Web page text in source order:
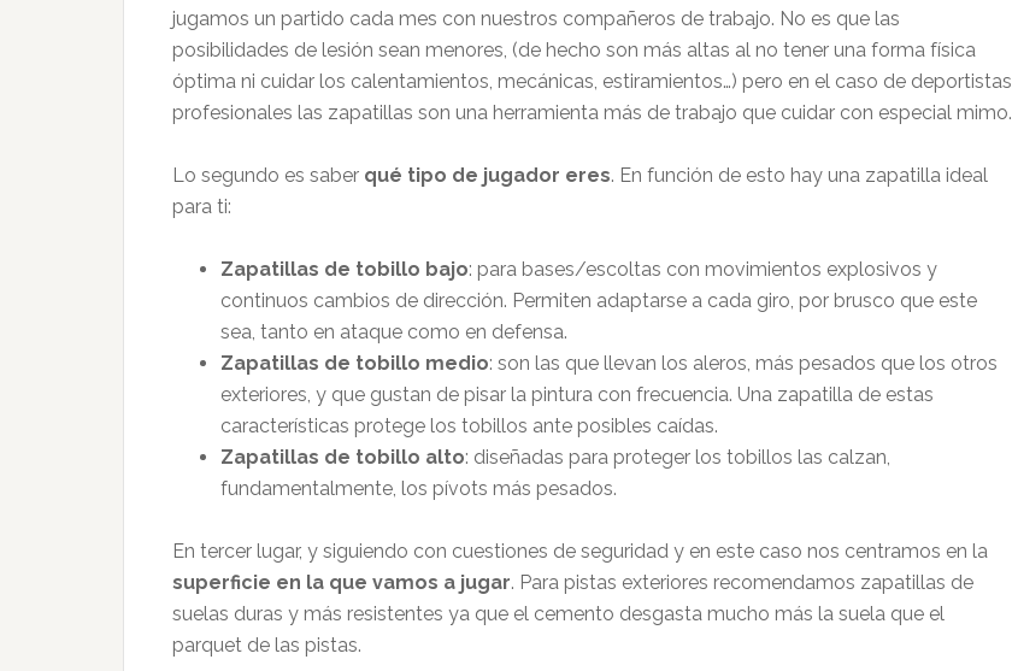
jugamos un partido cada mes con nuestros compañeros de trabajo. No es que las
posibilidades de lesión sean menores, (de hecho son más altas al no tener una forma física
óptima ni cuidar los calentamientos, mecánicas, estiramientos…) pero en el caso de deportistas
profesionales las zapatillas son una herramienta más de trabajo que cuidar con especial mimo.
Lo segundo es saber qué tipo de jugador eres. En función de esto hay una zapatilla ideal
para ti:
Zapatillas de tobillo bajo: para bases/escoltas con movimientos explosivos y
continuos cambios de dirección. Permiten adaptarse a cada giro, por brusco que este
sea, tanto en ataque como en defensa.
Zapatillas de tobillo medio: son las que llevan los aleros, más pesados que los otros
exteriores, y que gustan de pisar la pintura con frecuencia. Una zapatilla de estas
características protege los tobillos ante posibles caídas.
Zapatillas de tobillo alto: diseñadas para proteger los tobillos las calzan,
fundamentalmente, los pívots más pesados.
En tercer lugar, y siguiendo con cuestiones de seguridad y en este caso nos centramos en la
superficie en la que vamos a jugar. Para pistas exteriores recomendamos zapatillas de
suelas duras y más resistentes ya que el cemento desgasta mucho más la suela que el
parquet de las pistas.